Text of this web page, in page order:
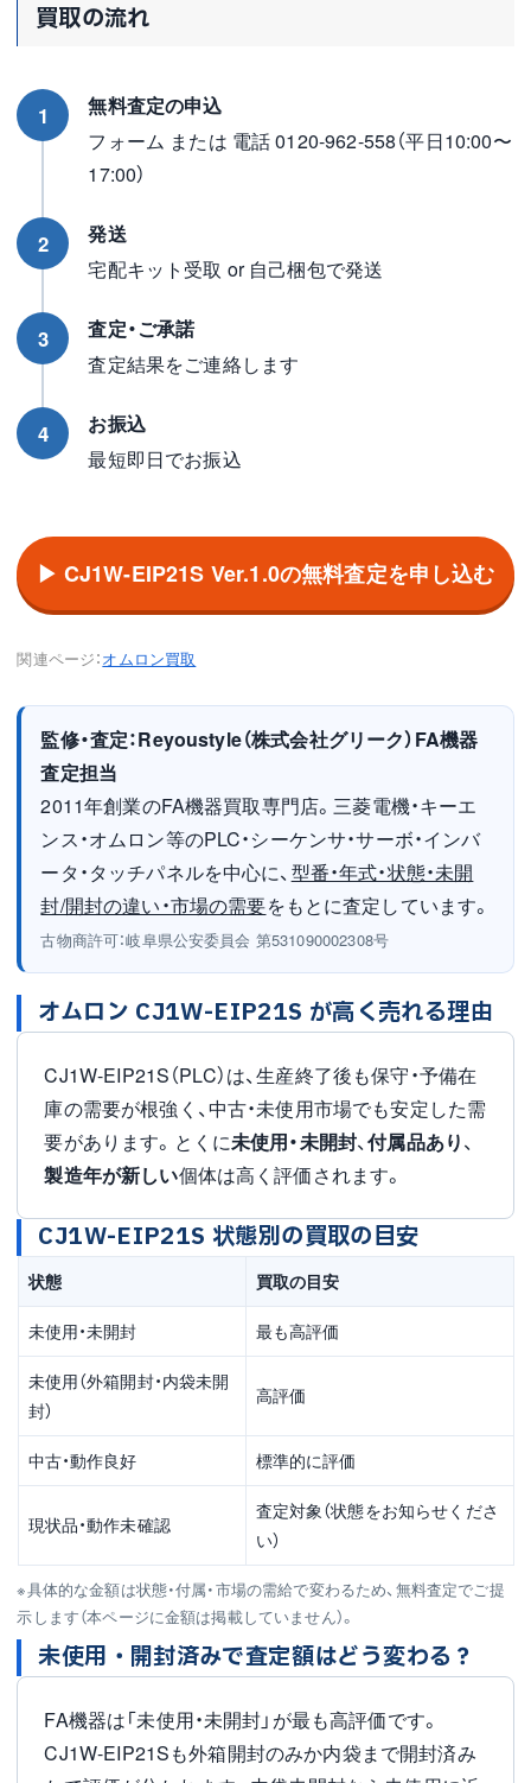
買取の流れ
1
無料査定の申込
フォーム または 電話 0120-962-558（平日10:00〜
17:00）
2
発送
宅配キット受取 or 自己梱包で発送
3
査定・ご承諾
査定結果をご連絡します
4
お振込
最短即日でお振込
▶ CJ1W-EIP21S Ver.1.0の無料査定を申し込む
関連ページ：オムロン買取
監修・査定：Reyoustyle（株式会社グリーク）FA機器
査定担当
2011年創業のFA機器買取専門店。三菱電機・キーエ
ンス・オムロン等のPLC・シーケンサ・サーボ・インバ
ータ・タッチパネルを中心に、 型番・年式・状態・未開
封/開封の違い・市場の需要をもとに査定しています。
古物商許可：岐阜県公安委員会 第531090002308号
オムロン CJ1W-EIP21S が高く売れる理由
CJ1W-EIP21S（PLC）は、生産終了後も保守・予備在
庫の需要が根強く、中古・未使用市場でも安定した需
要があります。とくに未使用・未開封、付属品あり、
製造年が新しい個体は高く評価されます。
CJ1W-EIP21S 状態別の買取の目安
状態 買取の目安
未使用・未開封 最も高評価
未使用（外箱開封・内袋未開
封）
高評価
中古・動作良好 標準的に評価
現状品・動作未確認
査定対象（状態をお知らせくださ
い）
※具体的な金額は状態・付属・市場の需給で変わるため、無料査定でご提
示します（本ページに金額は掲載していません）。
未使用・開封済みで査定額はどう変わる？
FA機器は「未使用・未開封」が最も高評価です。
CJ1W-EIP21Sも外箱開封のみか内袋まで開封済み